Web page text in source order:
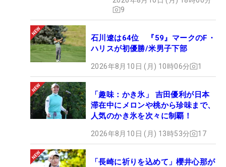
9
石川遼は64位 『59』マークのF・
ハリスが初優勝/米男子下部
2026年8月10日 (月) 10時06分 1
「趣味：かき氷」 吉田優利が日本
滞在中にメロンや桃から珍味まで、
人気のかき氷を次々に制覇！
2026年8月10日 (月) 13時53分 17
「長崎に祈りを込めて」櫻井心那が